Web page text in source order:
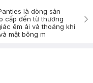
là dòng sản
cấp đến từ thương
êm ái và thoáng khí
mặt bông m